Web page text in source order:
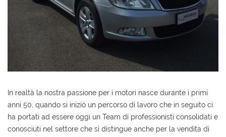
In realtà la nostra passione per i motori nasce durante i primi
anni 50, quando si iniziò un percorso di lavoro che in seguito ci
ha portati ad essere oggi un Team di professionisti consolidati e
conosciuti nel settore che si distingue anche per la vendita di